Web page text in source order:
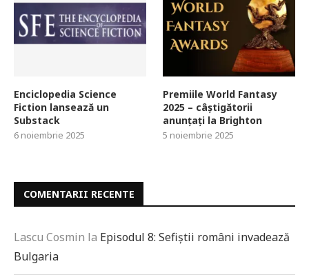
Enciclopedia Science
Fiction lansează un
Substack
6 noiembrie 2025
Premiile World Fantasy
2025 – câștigătorii
anunțați la Brighton
5 noiembrie 2025
COMENTARII RECENTE
Lascu Cosmin la Episodul 8: Sefiștii români invadează
Bulgaria